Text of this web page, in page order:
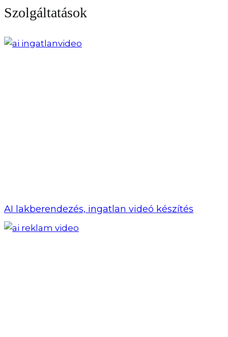
Szolgáltatások
AI lakberendezés, ingatlan videó készítés